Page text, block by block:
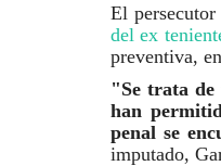
El
del ex
preventiva,
"Se trata de
han
penal se
imputado,
a